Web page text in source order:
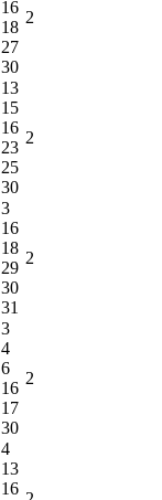
16
18
27
30
2
13
15
16
23
25
30
2
3
16
18
29
30
31
2
3
4
6
16
17
30
2
4
13
16